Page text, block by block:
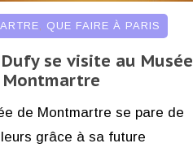
QUE FAIRE À PARIS
se visite au Musée
Montmartre
de Montmartre se pare de
grâce à sa future